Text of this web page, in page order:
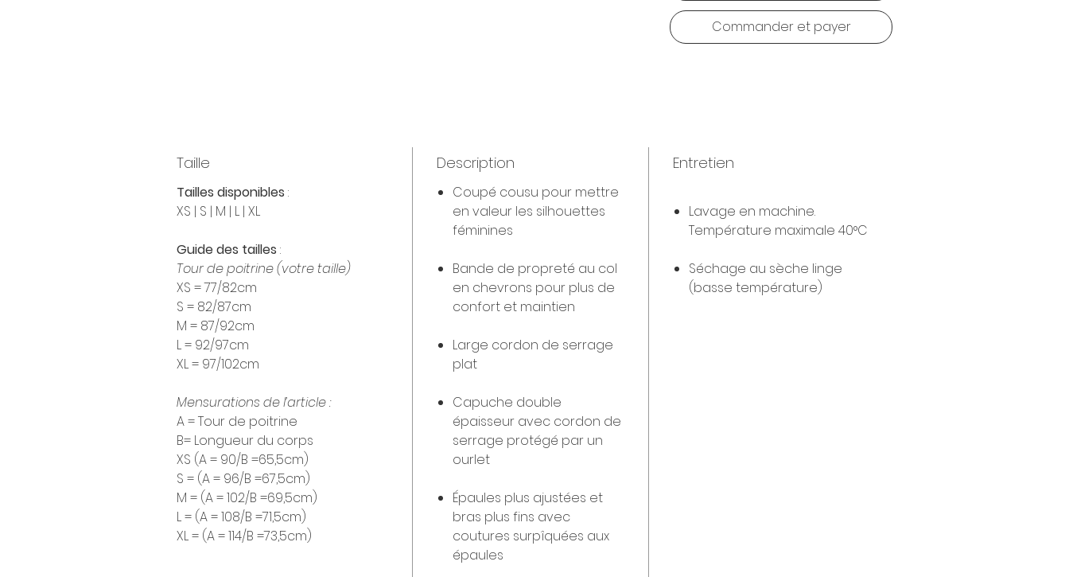
Commander et payer
Taille
Tailles disponibles :
XS | S | M | L | XL
Guide des tailles :
Tour de poitrine (votre taille)
XS = 77/82cm
S = 82/87cm
M = 87/92cm
L = 92/97cm
XL = 97/102cm
Mensurations de l’article :
A = Tour de poitrine
B= Longueur du corps
XS (A = 90/B =65,5cm)
S = (A = 96/B =67,5cm)
M = (A = 102/B =69,5cm)
L = (A = 108/B =71,5cm)
XL = (A = 114/B =73,5cm)
Description
Coupé cousu pour mettre
en valeur les silhouettes
féminines
Bande de propreté au col
en chevrons pour plus de
confort et maintien
Large cordon de serrage
plat
Capuche double
épaisseur avec cordon de
serrage protégé par un
ourlet
Épaules plus ajustées et
bras plus fins avec
coutures surpîquées aux
épaules
Entretien
Lavage en machine.
Température maximale 40°C
Séchage au sèche linge
(basse température)